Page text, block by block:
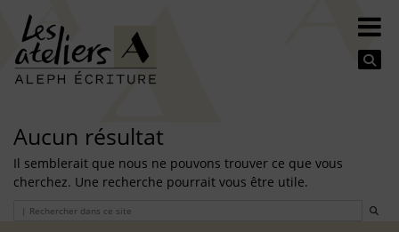
Aucun résultat
Il semblerait que nous ne pouvons trouver ce que vous
cherchez. Une recherche pourrait vous être utile.
Search